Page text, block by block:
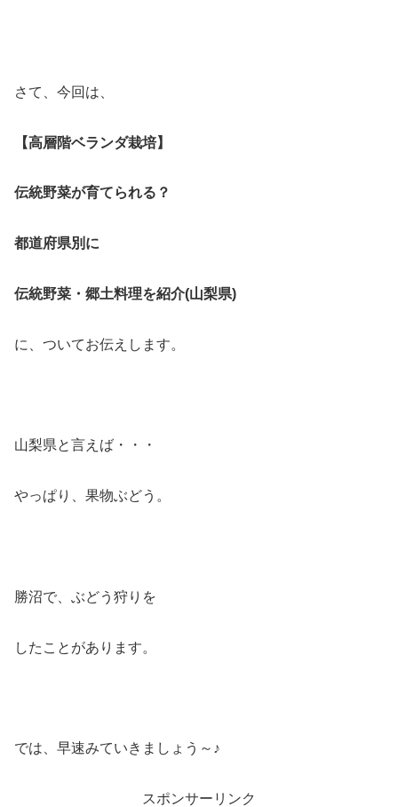
さて、今回は、
【高層階ベランダ栽培】
伝統野菜が育てられる？
都道府県別に
伝統野菜・郷土料理を紹介(山梨県)
に、ついてお伝えします。
山梨県と言えば・・・
やっぱり、果物ぶどう。
勝沼で、ぶどう狩りを
したことがあります。
では、早速みていきましょう～♪
スポンサーリンク